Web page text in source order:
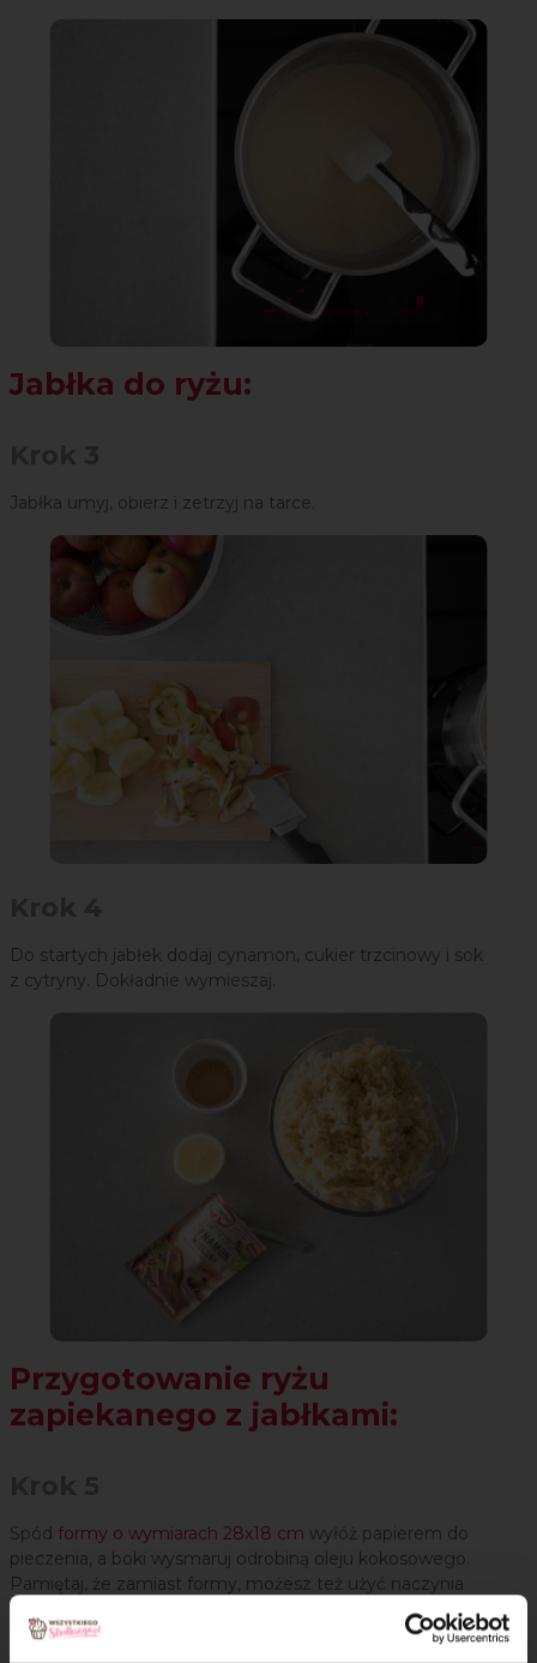
Jabłka do ryżu:
Jabłka umyj, obierz i zetrzyj na tarce.
Do startych jabłek dodaj cynamon, cukier trzcinowy i sok
z cytryny. Dokładnie wymieszaj.
Przygotowanie ryżu
zapiekanego z jabłkami:
Spód formy o wymiarach 28x18 cm wyłóż papierem do
pieczenia, a boki wysmaruj odrobiną oleju kokosowego.
Pamiętaj, że zamiast formy, możesz też użyć naczynia
żaroodpornego. Połowę ryżu rozłóż na dnie formy. Piekarnik
nagrzej do 180°C.